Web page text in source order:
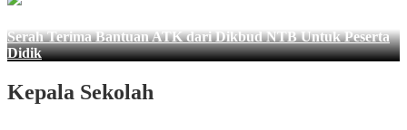
Serah Terima Bantuan ATK dari Dikbud NTB Untuk Peserta
Didik
Kepala Sekolah